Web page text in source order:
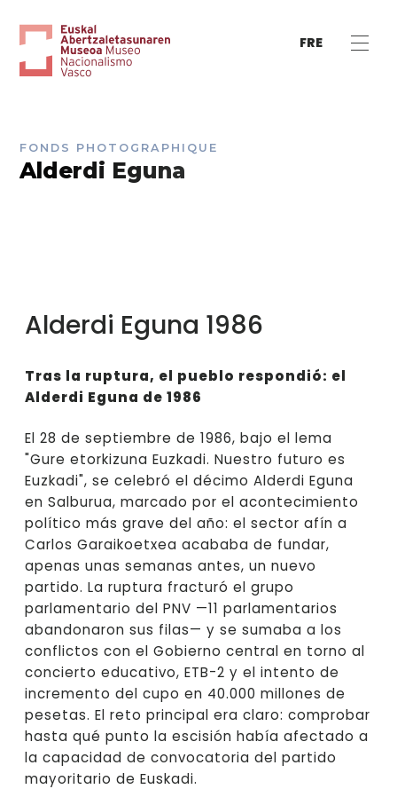
FRE
FONDS PHOTOGRAPHIQUE
Alderdi Eguna
Alderdi Eguna 1986
Tras la ruptura, el pueblo respondió: el
Alderdi Eguna de 1986
El 28 de septiembre de 1986, bajo el lema
"Gure etorkizuna Euzkadi. Nuestro futuro es
Euzkadi", se celebró el décimo Alderdi Eguna
en Salburua, marcado por el acontecimiento
político más grave del año: el sector afín a
Carlos Garaikoetxea acababa de fundar,
apenas unas semanas antes, un nuevo
partido. La ruptura fracturó el grupo
parlamentario del PNV —11 parlamentarios
abandonaron sus filas— y se sumaba a los
conflictos con el Gobierno central en torno al
concierto educativo, ETB-2 y el intento de
incremento del cupo en 40.000 millones de
pesetas. El reto principal era claro: comprobar
hasta qué punto la escisión había afectado a
la capacidad de convocatoria del partido
mayoritario de Euskadi.